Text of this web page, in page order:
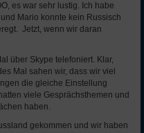
es war sehr lustig. Ich habe
Mario konnte kein Russisch
Jetzt, wenn wir daran
über Skype telefoniert. Klar,
Mal sahen wir, dass wir viel
die gleiche Einstellung
viele Gesprächsthemen und
haben.
gekommen und wir haben